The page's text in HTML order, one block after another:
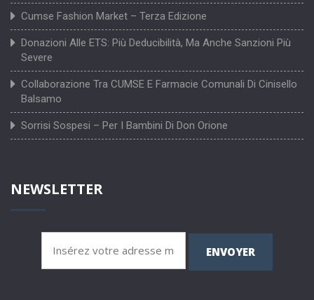
Cumse Fashion Market – Terza Edizione
Donazioni Alle ETS: Più Deducibilità, Ma Anche Sanzioni Più
Severe
Collaborazione Tra CUMSE E Farmacie Comunali Di Cinisello
Balsamo
Sorrisi Sospesi – Per I Bambini Di Don Orione
NEWSLETTER
ENVOYER